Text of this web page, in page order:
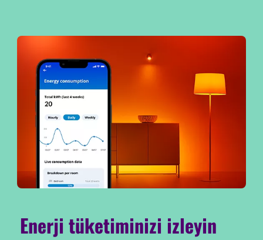
Enerji tüketiminizi izleyin